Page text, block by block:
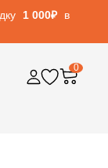
1 000₽
в
0